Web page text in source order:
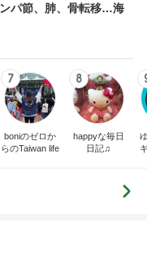
パ節、肺、骨転移…海
7
boniのゼロか
らのTaiwan life
8
happyな毎日
日記♫